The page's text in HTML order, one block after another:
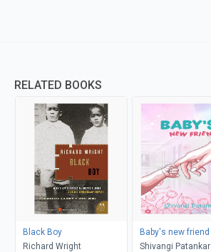
RELATED BOOKS
Black Boy
Richard Wright
Baby's new friend
Shivangi Patankar